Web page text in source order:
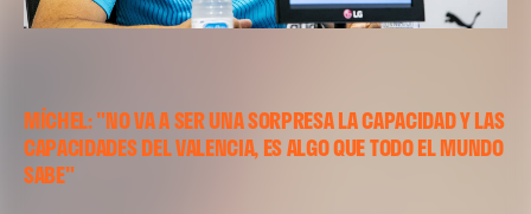
MÍCHEL: "NO VA A SER UNA SORPRESA LA CAPACIDAD Y LAS
CAPACIDADES DEL VALENCIA, ES ALGO QUE TODO EL MUNDO
SABE"